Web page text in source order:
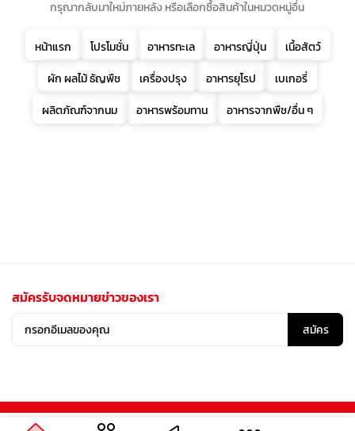
กรุณากลับมาใหม่ภายหลัง หรือเลือกซื้อสินค้าในหมวดหมู่อื่น
หน้าแรก โปรโมชั่น อาหารทะเล อาหารญี่ปุ่น
เนื้อสัตว์
ผัก ผลไม้ ธัญพืช
เครื่องปรุง อาหารยุโรป
เบเกอรี่
ผลิตภัณฑ์จากนม
อาหารพร้อมทาน อาหารจากพืช/อื่น ๆ
สมัครรับจดหมายข่าวของเรา
สมัคร